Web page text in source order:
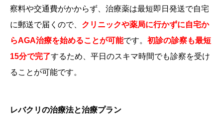
察料や交通費がかからず、治療薬は最短即日発送で自宅
に郵送で届くので、 クリニックや薬局に行かずに自宅か
らAGA治療を始めることが可能です。 初診の診察も最短
15分で完了するため、平日のスキマ時間でも診察を受け
ることが可能です。
レバクリの治療法と治療プラン